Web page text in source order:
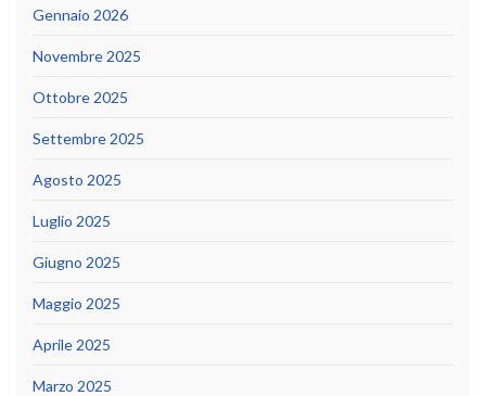
Gennaio 2026
Novembre 2025
Ottobre 2025
Settembre 2025
Agosto 2025
Luglio 2025
Giugno 2025
Maggio 2025
Aprile 2025
Marzo 2025